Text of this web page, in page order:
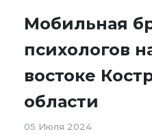
Мобильная
психологов
востоке
области
05 Июля 2024